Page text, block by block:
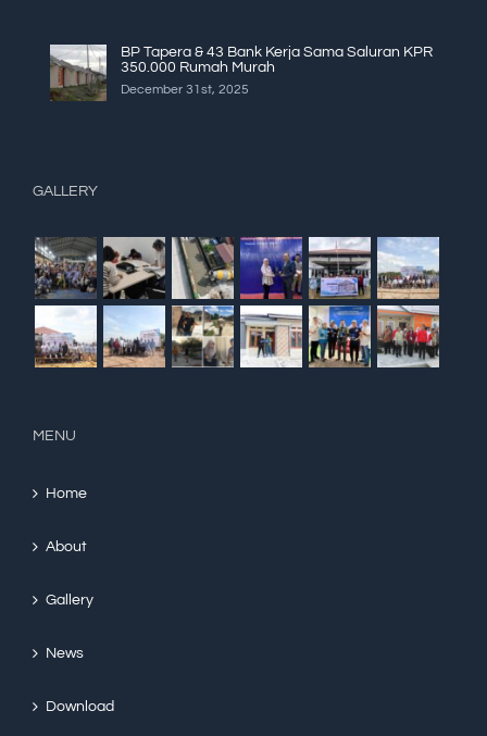
BP Tapera & 43 Bank Kerja Sama Saluran KPR
350.000 Rumah Murah
December 31st, 2025
GALLERY
MENU
Home
About
Gallery
News
Download